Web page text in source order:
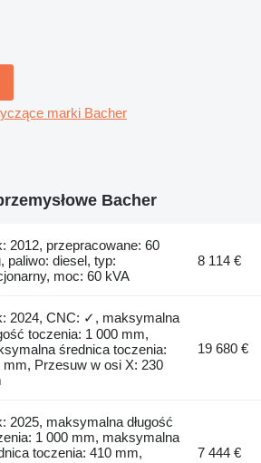
marki Bacher
Bacher
2012, przepracowane: 60
paliwo: diesel, typ:
moc: 60 kVA
8 114 €
2024, CNC: ✓, maksymalna
toczenia: 1 000 mm,
średnica toczenia:
mm, Przesuw w osi X: 230
19 680 €
2025, maksymalna długość
1 000 mm, maksymalna
toczenia: 410 mm,
7 444 €